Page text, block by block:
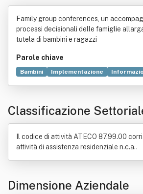
e Società Cooperativa
Family group conferences, un
processi decisionali delle famiglie
tutela di bambini e ragazzi
Parole chiave
Bambini Implementazione
Ragazzo
Relazione interpersonale
Norma giuridica
Scienza
Sociologia
Classificazione
Il codice di attività ATECO 87.99.00
attività di assistenza residenziale n.c.a..
Dimensione Aziendale